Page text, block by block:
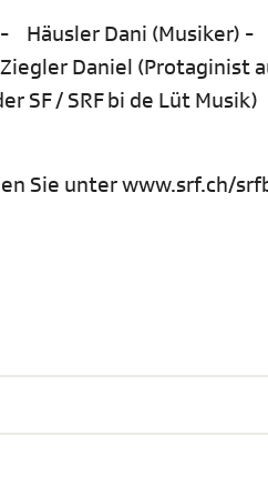
Häusler Dani (Musiker) -
Daniel (Protaginist
SF / SRF bi de Lüt Musik)
Sie unter www.srf.ch/